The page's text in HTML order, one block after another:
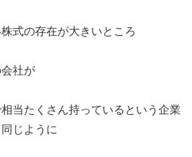
式の存在が大きいところ
社が
当たくさん持っているという企業
じように